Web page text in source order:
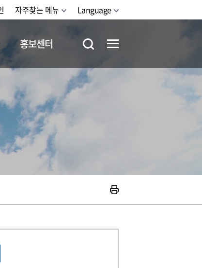
자주찾는 메뉴 Language
홍보센터